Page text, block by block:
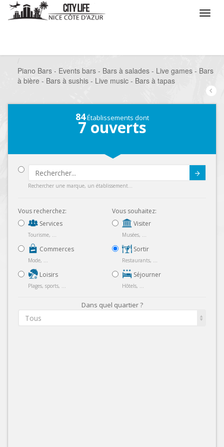
Piano Bars - Events bars - Bars à salades - Live games - Bars
à bière - Bars à sushis - Live music - Bars à tapas
84Établissements dont
7 ouverts
Rechercher une marque, un établissement...
Vous recherchez:
Services
Tourisme, ...
Commerces
Mode, ...
Loisirs
Plages, sports, ...
Vous souhaitez:
Visiter
Musées, ...
Sortir
Restaurants, ...
Séjourner
Hôtels, ...
Dans quel quartier ?
Tous